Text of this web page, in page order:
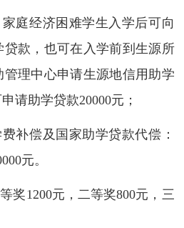
庭经济困难学生入学后可向
款，也可在入学前到生源所
理中心申请生源地信用助学
请助学贷款20000元；
补偿及国家助学贷款代偿：
元。
奖1200元，二等奖800元，三